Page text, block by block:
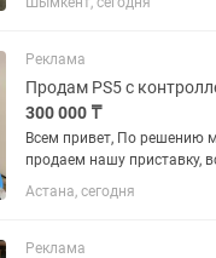
Рассмотрю вариант
мәжбүрлі газ су...
Реклама
300 000 ₸
Всем привет, По решению моего сына
продаем нашу приставку,
состояние хорошее, играли
роняли
Астана, сегодня
Реклама